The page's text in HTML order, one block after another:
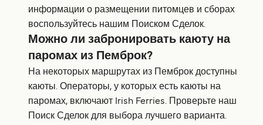
информации о размещении питомцев и сборах
воспользуйтесь нашим Поиском Сделок.
Можно ли забронировать каюту на
паромах из Пемброк?
На некоторых маршрутах из Пемброк доступны
каюты. Операторы, у которых есть каюты на
паромах, включают Irish Ferries. Проверьте наш
Поиск Сделок для выбора лучшего варианта.